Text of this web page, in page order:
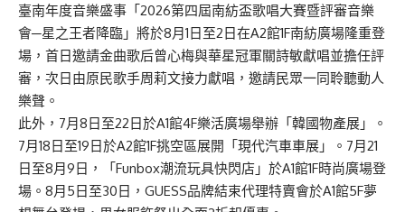
臺南年度音樂盛事「2026第四屆南紡盃歌唱大賽暨評審音樂
會─星之王者降臨」將於8月1日至2日在A2館1F南紡廣場隆重登
場，首日邀請金曲歌后曾心梅與華星冠軍關詩敏獻唱並擔任評
審，次日由原民歌手周莉文接力獻唱，邀請民眾一同聆聽動人
樂聲。
此外，7月8日至22日於A1館4F樂活廣場舉辦「韓國物產展」。
7月18日至19日於A2館1F挑空區展開「現代汽車車展」。7月21
日至8月9日，「Funbox潮流玩具快閃店」於A1館1F時尚廣場登
場。8月5日至30日，GUESS品牌結束代理特賣會於A1館5F夢